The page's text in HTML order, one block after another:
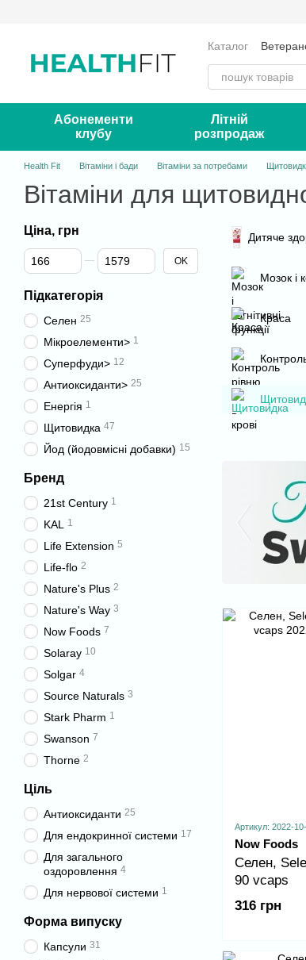
Каталог
Оплата і
Контакти
Блог
Абонементи
клубу
Літній
розпродаж
Health Fit Вітаміни і бади Вітаміни за потребами
Вітаміни для
Дитяче
Мозок і
Краса
Артикул: 2022-
Now Foods
Селен,
90 vcaps
316 грн
Ціна, грн
Від Ціна, грн
До Ціна, грн
OK
Підкатегорія
Селен 25
Мікроелементи> 1
Суперфуди> 12
Антиоксиданти> 25
Енергія 1
Щитовидка 47
Йод (йодовмісні добавки) 15
Бренд
21st Century 1
KAL 1
Life Extension 5
Life-flo 2
Nature's Plus 2
Nature's Way 3
Now Foods 7
Solaray 10
Solgar 4
Source Naturals 3
Stark Pharm 1
Swanson 7
Thorne 2
Ціль
Антиоксиданти 25
Для ендокринної системи 17
Для загального
оздоровлення 4
Для нервової системи 1
Форма випуску
Капсули 31